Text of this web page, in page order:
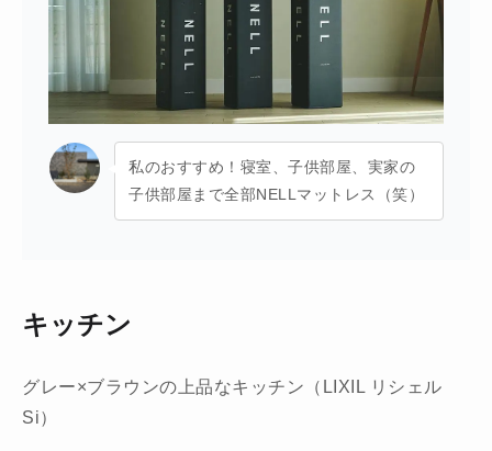
私のおすすめ！寝室、子供部屋、実家の
子供部屋まで全部NELLマットレス（笑）
キッチン
グレー×ブラウンの上品なキッチン（LIXIL リシェル
Si）